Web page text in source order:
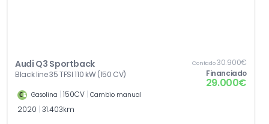
Audi Q3 Sportback
Black line 35 TFSI 110 kW (150 CV)
Contado30.900€
Financiado
29.000€
Gasolina 150CV Cambio manual
2020 31.403km